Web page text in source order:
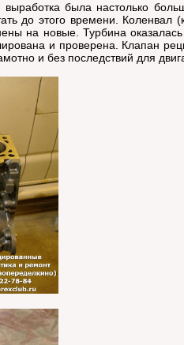
была настолько
до этого времени. Коленвал
на новые. Турбина
и проверена. Клапан
и без последствий для